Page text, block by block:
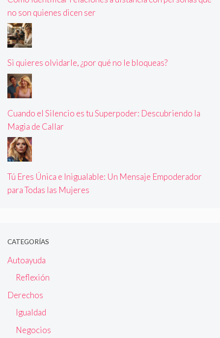
no son quienes dicen ser
Si quieres olvidarle, ¿por qué no le bloqueas?
Cuando el Silencio es tu Superpoder: Descubriendo la
Magia de Callar
Tú Eres Única e Inigualable: Un Mensaje Empoderador
para Todas las Mujeres
CATEGORÍAS
Autoayuda
Reflexión
Derechos
Igualdad
Negocios